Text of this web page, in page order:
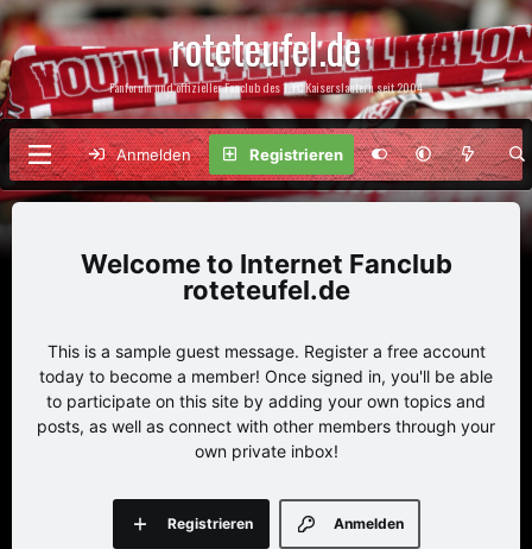
roteteufel.de
Fanforum und offizieller Fanclub des 1. FC Kaiserslautern seit 2004
Anmelden Registrieren
Internet Fanclub
roteteufel.de
This is a sample guest message. Register a free account
today to become a member! Once signed in, you'll be able
to participate on this site by adding your own topics and
posts, as well as connect with other members through your
own private inbox!
Anmelden
Registrieren